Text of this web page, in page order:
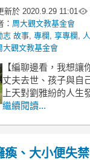
新於 2020.9.29 11:01
： 周大觀文教基金會
志 故事,專欄 ,享專欄 ,
大觀文教基金會
【編聊邊看，我想讓
丈夫去世、孩子與自
上天對劉雅紛的人生
儘管身受重病所苦，
繼續閱讀...
瘓、大小便失